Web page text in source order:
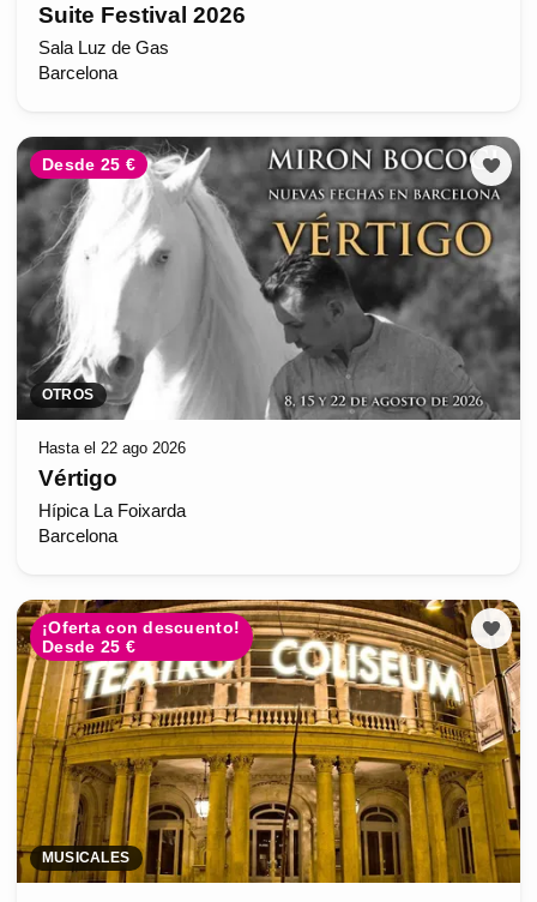
Suite Festival 2026
Sala Luz de Gas
Barcelona
Desde 25 €
OTROS
Hasta el 22 ago 2026
Vértigo
Hípica La Foixarda
Barcelona
¡Oferta con descuento!
Desde 25 €
MUSICALES